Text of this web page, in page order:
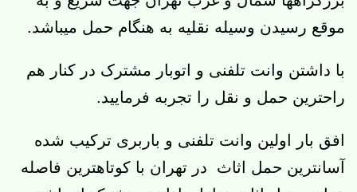
موقع رسیدن وسیله نقلیه به هنگام حمل میباشد.
با داشتن وانت تلفنی و اتوبار مشترک در کنار هم
راحترین حمل و نقل را تجربه فرمایید.
افق بار اولین وانت تلفنی و باربری ترکیب شده
آسانترین حمل اثاث در تهران با کوتاهترین فاصله